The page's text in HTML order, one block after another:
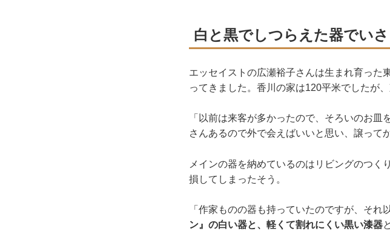
白と黒でしつらえた器でい
エッセイストの広瀬裕子さんは生まれ育った
ってきました。香川の家は120平米でしたが
「以前は来客が多かったので、そろいのお
さんあるので外で会えばいいと思い、譲って
メインの器を納めているのはリビングのつ
損してしまったそう。
「作家ものの器も持っていたのですが、それ
ン』の白い器と、軽くて割れにくい黒い漆器